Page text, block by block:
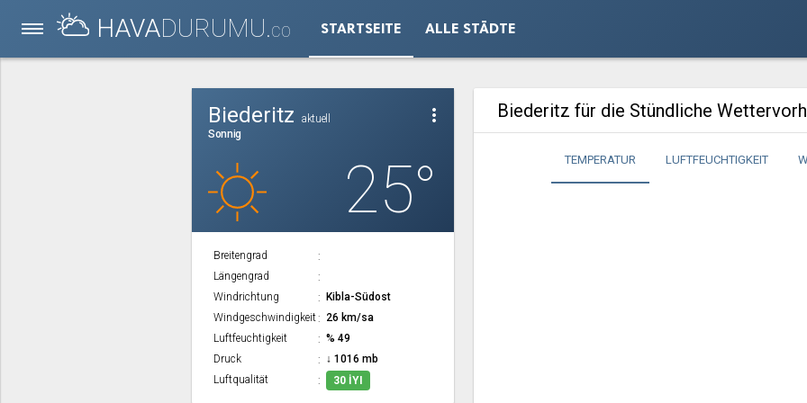
HAVADURUMU.CO STARTSEITE ALLE STÄDTE
more_vert
Biederitz
aktuell
Sonnig
25°
Breitengrad
Längengrad
Windrichtung
Kibla-Südost
Windgeschwindigkeit
26 km/sa
Luftfeuchtigkeit
% 49
Druck
↓ 1016 mb
Luftqualität
30 İYI
Biederitz für die Stündliche
TEMPERATUR LUFTFEUCHTIGKEIT